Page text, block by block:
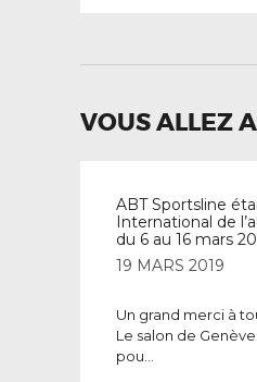
VOUS ALLEZ
ABT Sportsline
International de
du 6 au 16 mars
19 MARS 2019
Un grand merci à
Le salon de
pou...